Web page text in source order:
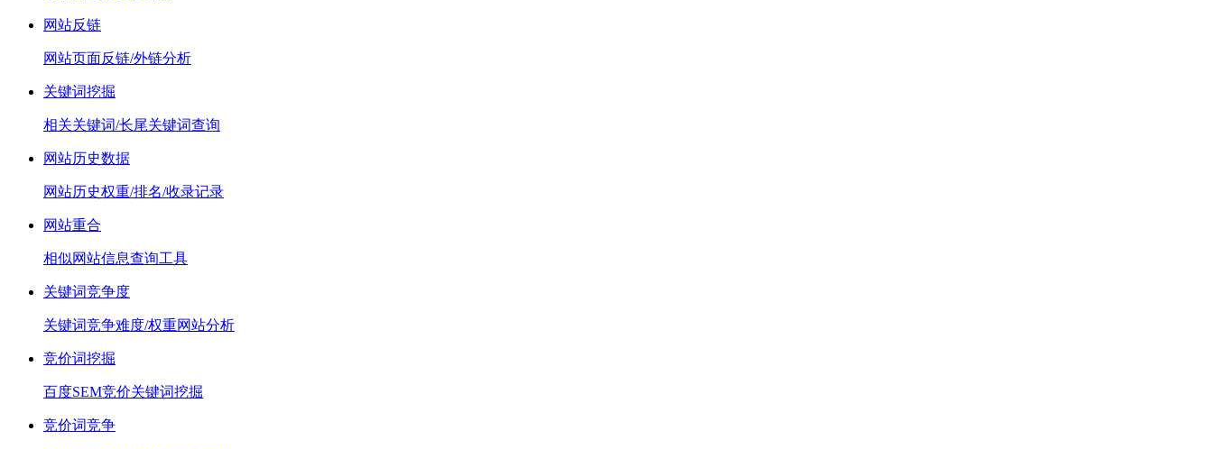
网站反链
网站页面反链/外链分析
关键词挖掘
相关关键词/长尾关键词查询
网站历史数据
网站历史权重/排名/收录记录
网站重合
相似网站信息查询工具
关键词竞争度
关键词竞争难度/权重网站分析
竞价词挖掘
百度SEM竞价关键词挖掘
竞价词竞争